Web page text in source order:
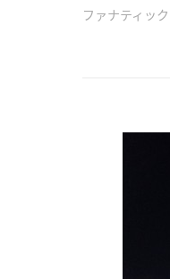
ファナティック